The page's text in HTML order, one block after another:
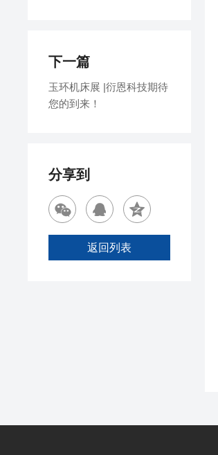
下一篇
玉环机床展 |衍恩科技期待
您的到来！
分享到
返回列表